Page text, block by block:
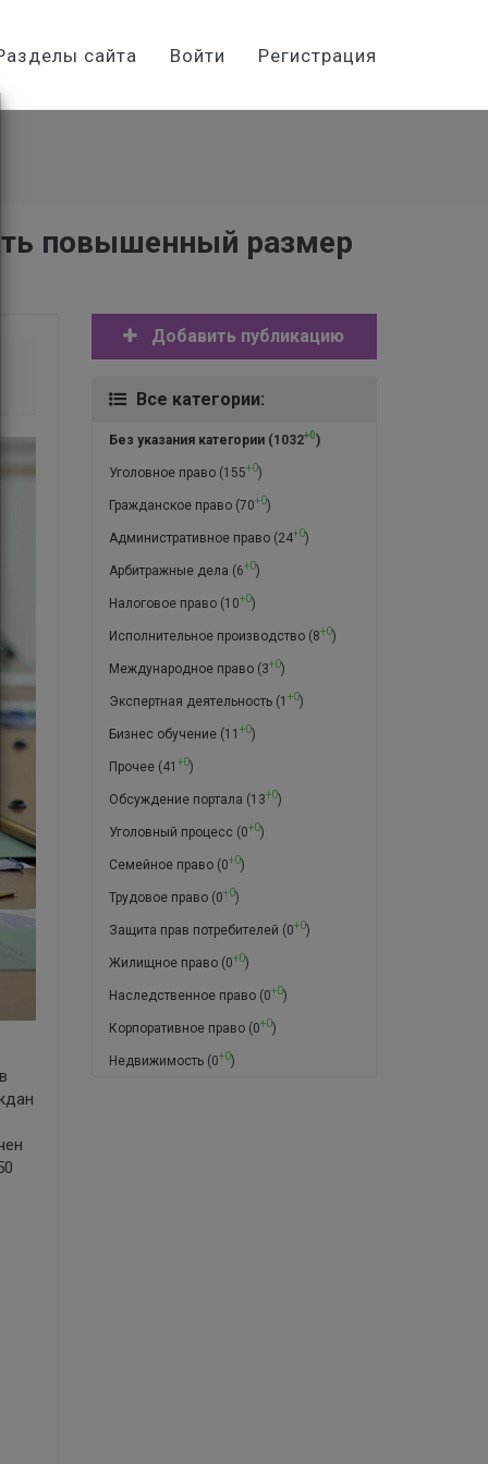
сайта Войти Регистрация
повышенный размер
Добавить публикацию
Все категории:
Без указания категории(1032+0)
Уголовное право(155+0)
Гражданское право(70+0)
Административное право(24+0)
Арбитражные дела (6+0)
Налоговое право(10+0)
Исполнительное производство(8+0)
Международное право(3+0)
Экспертная деятельность(1 +0)
Бизнес обучение(11 +0)
Прочее(41 +0)
Обсуждение портала (13+0)
Уголовный процесс (0+0)
Семейное право(0+0)
Трудовое право(0+0)
Защита прав потребителей (0+0)
Жилищное право(0+0)
Наследственное право(0+0)
Корпоративное право(0+0)
Недвижимость(0+0)